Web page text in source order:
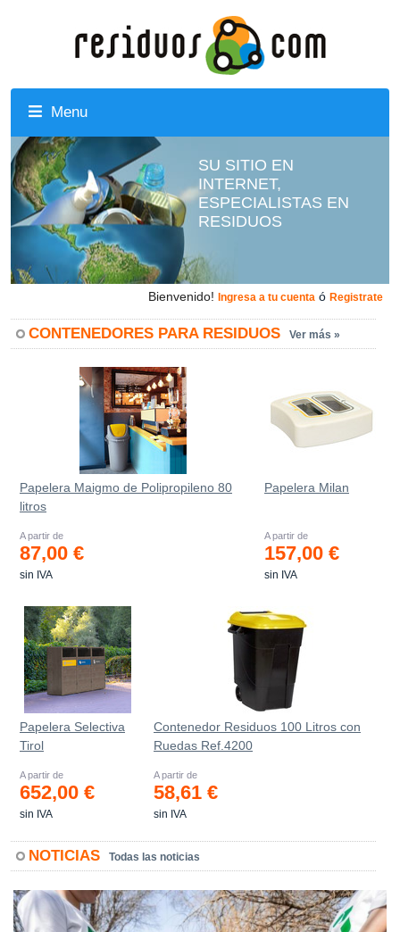
Menu
SU SITIO EN
INTERNET,
ESPECIALISTAS EN
RESIDUOS
Bienvenido! Ingresa a tu cuenta ó Registrate
CONTENEDORES PARA RESIDUOS Ver más »
Papelera Maigmo de Polipropileno 80
litros
A partir de
87,00 €
sin IVA
Papelera Milan
A partir de
157,00 €
sin IVA
Papelera Selectiva
Tirol
A partir de
652,00 €
sin IVA
Contenedor Residuos 100 Litros con
Ruedas Ref.4200
A partir de
58,61 €
sin IVA
NOTICIAS Todas las noticias